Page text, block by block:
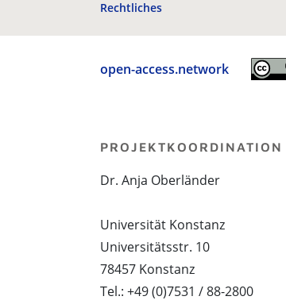
Rechtliches
open-access.network
PROJEKTKOORDINATION
Dr. Anja Oberländer
Universität Konstanz
Universitätsstr. 10
78457 Konstanz
Tel.: +49 (0)7531 / 88-2800